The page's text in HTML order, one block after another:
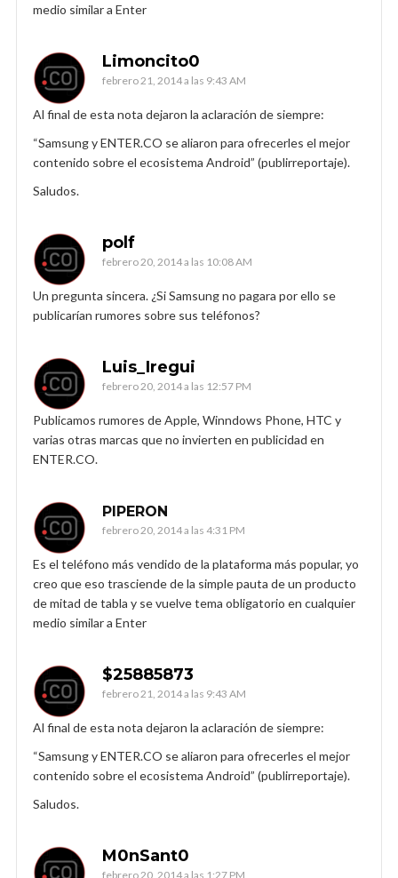
medio similar a Enter
Limoncito0
febrero 21, 2014 a las 9:43 AM
Al final de esta nota dejaron la aclaración de siempre:
“Samsung y ENTER.CO se aliaron para ofrecerles el mejor
contenido sobre el ecosistema Android” (publirreportaje).
Saludos.
polf
febrero 20, 2014 a las 10:08 AM
Un pregunta sincera. ¿Si Samsung no pagara por ello se
publicarían rumores sobre sus teléfonos?
Luis_Iregui
febrero 20, 2014 a las 12:57 PM
Publicamos rumores de Apple, Winndows Phone, HTC y
varias otras marcas que no invierten en publicidad en
ENTER.CO.
PIPERON
febrero 20, 2014 a las 4:31 PM
Es el teléfono más vendido de la plataforma más popular, yo
creo que eso trasciende de la simple pauta de un producto
de mitad de tabla y se vuelve tema obligatorio en cualquier
medio similar a Enter
$25885873
febrero 21, 2014 a las 9:43 AM
Al final de esta nota dejaron la aclaración de siempre:
“Samsung y ENTER.CO se aliaron para ofrecerles el mejor
contenido sobre el ecosistema Android” (publirreportaje).
Saludos.
M0nSant0
febrero 20, 2014 a las 1:27 PM